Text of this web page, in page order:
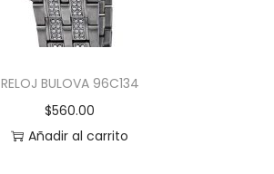
RELOJ BULOVA 96C134
$560.00
Añadir al carrito